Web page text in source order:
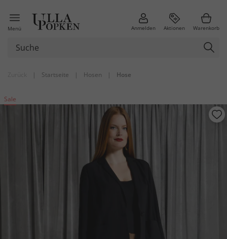
Menü Anmelden Aktionen Warenkorb
| Startseite | Hosen | Hose
Sale